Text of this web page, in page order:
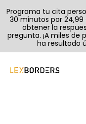
Programa tu cita
30 minutos por 24,99
obtener la
pregunta. ¡A miles de
ha resultado